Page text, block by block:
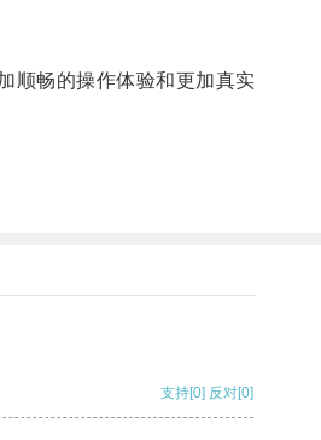
顺畅的操作体验和更加真实
支持[0] 反对[0]